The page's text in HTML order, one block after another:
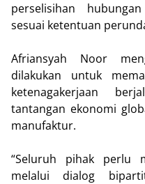
perselisihan
sesuai ketentuan
Afriansyah Noor
dilakukan untuk
ketenagakerjaan
tantangan ekonomi
manufaktur.
“Seluruh pihak perlu
melalui dialog